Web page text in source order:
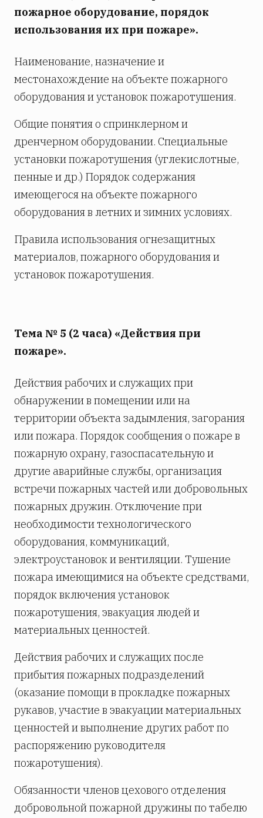
пожарное оборудование, порядок
использования их при пожаре».
Наименование, назначение и
местонахождение на объекте пожарного
оборудования и установок пожаротушения.
Общие понятия о спринклерном и
дренчерном оборудовании. Специальные
установки пожаротушения (углекислотные,
пенные и др.) Порядок содержания
имеющегося на объекте пожарного
оборудования в летних и зимних условиях.
Правила использования огнезащитных
материалов, пожарного оборудования и
установок пожаротушения.
Тема № 5 (2 часа) «Действия при
пожаре».
Действия рабочих и служащих при
обнаружении в помещении или на
территории объекта задымления, загорания
или пожара. Порядок сообщения о пожаре в
пожарную охрану, газоспасательную и
другие аварийные службы, организация
встречи пожарных частей или добровольных
пожарных дружин. Отключение при
необходимости технологического
оборудования, коммуникаций,
электроустановок и вентиляции. Тушение
пожара имеющимися на объекте средствами,
порядок включения установок
пожаротушения, эвакуация людей и
материальных ценностей.
Действия рабочих и служащих после
прибытия пожарных подразделений
(оказание помощи в прокладке пожарных
рукавов, участие в эвакуации материальных
ценностей и выполнение других работ по
распоряжению руководителя
пожаротушения).
Обязанности членов цехового отделения
добровольной пожарной дружины по табелю